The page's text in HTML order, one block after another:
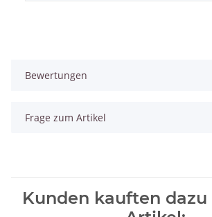
Bewertungen
Frage zum Artikel
Kunden kauften